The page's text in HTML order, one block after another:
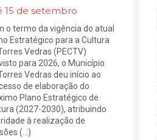
15 de setembro
o termo da vigência do atual
Estratégico para a Cultura
Vedras (PECTV)
para 2026, o Município
Vedras deu início ao
de elaboração do
Plano Estratégico de
(2027-2030), atribuindo
à realização de
(...)